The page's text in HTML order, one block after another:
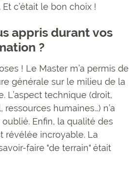
c’était le bon choix !
appris durant vos
?
! Le Master m’a permis de
générale sur le milieu de la
L’aspect technique (droit,
humaines…) n’a
Enfin, la qualité des
révélée incroyable. La
faire "de terrain" était